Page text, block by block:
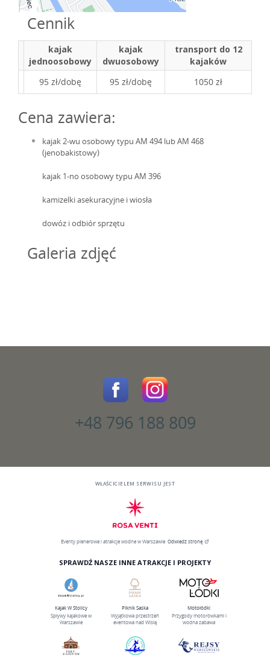
Cennik
kajak
jednoosobowy
kajak
dwuosobowy
transport do 12
kajaków
95 zł/dobę
95 zł/dobę 1050 zł
Cena zawiera:
kajak 2-wu osobowy typu AM 494 lub AM 468
(jenobakistowy)
kajak 1-no osobowy typu AM 396
kamizelki asekuracyjne i wiosła
dowóz i odbiór sprzętu
Galeria zdjęć
+48 796 188 809
WŁAŚCICIELEM SERWISU JEST
Eventy plenerowe i atrakcje wodne w Warszawie Odwiedź stronę
SPRAWDŹ NASZE INNE ATRAKCJE I PROJEKTY
Kajak W Stolicy
Spływy kajakowe w
Warszawie
Piknik Saska
Wyjątkowa przestrzeń
eventowa nad Wisłą
Motołódki
Przygody motorówkami i
wodna zabawa